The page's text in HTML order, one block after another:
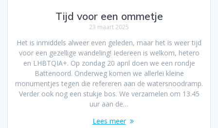
Tijd voor een ommetje
23 maart 2025
Het is inmiddels alweer even geleden, maar het is weer tijd
voor een gezellige wandeling! Iedereen is welkom, hetero
en LHBTQIA+. Op zondag 20 april doen we een rondje
Battenoord. Onderweg komen we allerlei kleine
monumentjes tegen die refereren aan de watersnoodramp.
Verder ook nog een stukje bos. We verzamelen om 13.45
uur aan de…
Lees meer